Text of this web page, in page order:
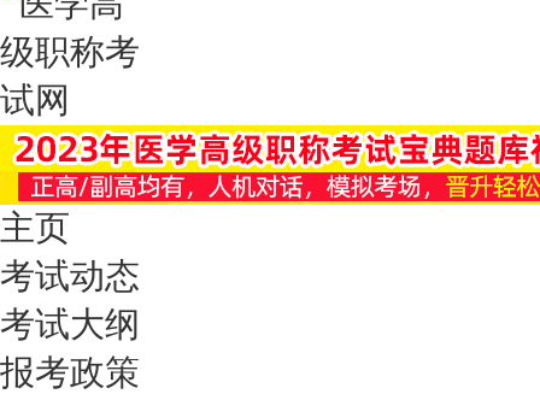
主页
考试动态
考试大纲
报考政策